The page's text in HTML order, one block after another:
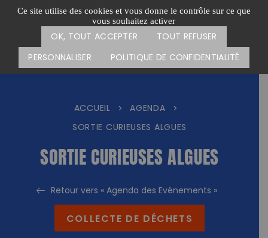
Ce site utilise des cookies et vous donne le contrôle sur ce que
vous souhaitez activer
OK, TOUT ACCEPTER
TOUT REFUSER
PERSONNALISER
POLITIQUE DE CONFIDENTIALITÉ
Passer
Menu
CARTE DES ACTIONS FAIRE UN DON
ACCUEIL > AGENDA
>
SORTIE CURIEUSES ALGUES
SORTIE CURIEUSES ALGUES
Retour vers « Agenda des Evénements »
COLLECTE DE DÉCHETS